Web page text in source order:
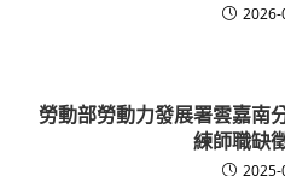
2026-
勞動部勞動力發展署雲嘉南
練師職缺
2025-